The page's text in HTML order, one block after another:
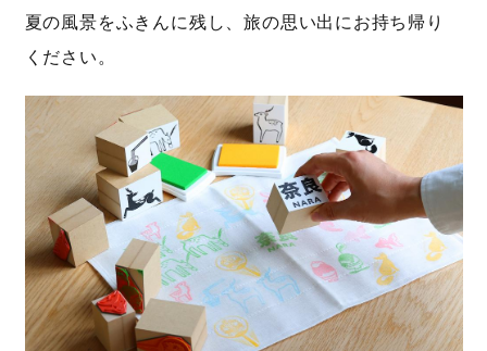
夏の風景をふきんに残し、旅の思い出にお持ち帰り
ください。